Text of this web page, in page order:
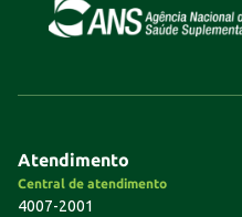
Atendimento
Central de atendimento
4007-2001